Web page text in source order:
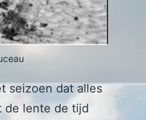
seizoen dat alles
de lente de tijd